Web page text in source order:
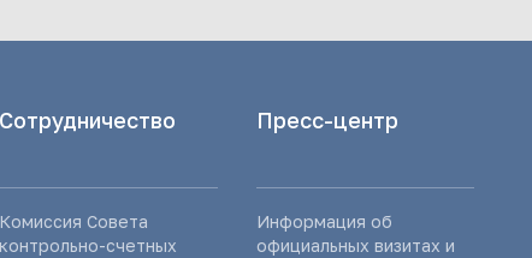
Сотрудничество
Комиссия Совета
контрольно-счетных
Пресс-центр
Информация об
официальных визитах и